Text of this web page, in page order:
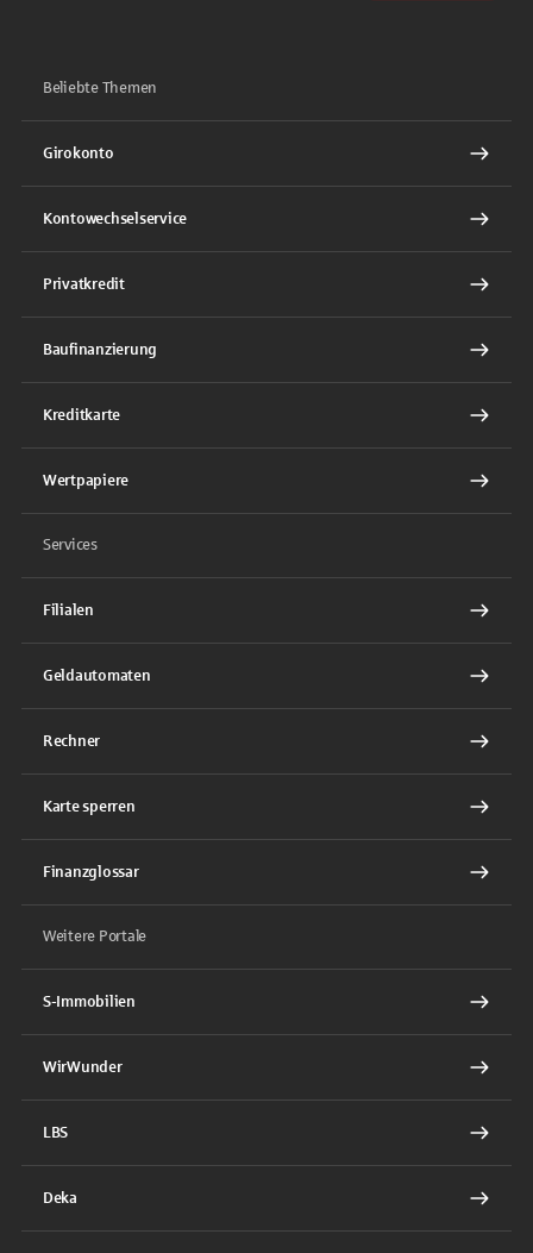
Beliebte Themen
Girokonto
Kontowechselservice
Privatkredit
Baufinanzierung
Kreditkarte
Wertpapiere
Services
Filialen
Geldautomaten
Rechner
Karte sperren
Finanzglossar
Weitere Portale
S-Immobilien
WirWunder
LBS
Deka